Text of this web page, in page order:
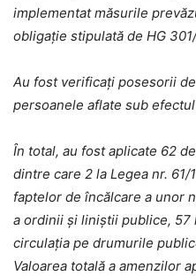
implementat măsurile
obligație stipulată de HG
Au fost verificați posesorii
persoanele aflate sub
În total, au fost aplicate 62
dintre care 2 la Legea nr.
faptelor de încălcare a unor
a ordinii şi liniştii publice, 57
circulaţia pe drumurile
Valoarea totală a amenzilor